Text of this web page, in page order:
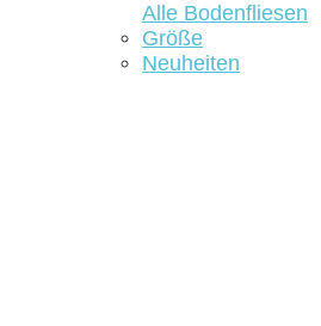
Alle Bodenfliesen
Größe
Neuheiten